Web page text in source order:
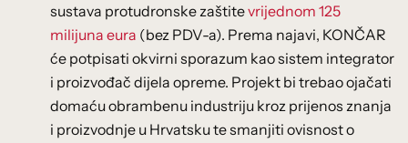
sustava protudronske zaštitevrijednom 125
milijuna eura (bez PDV-a). Prema najavi, KONČAR
će potpisati okvirni sporazum kao sistem integrator
i proizvođač dijela opreme. Projekt bi trebao ojačati
domaću obrambenu industriju kroz prijenos znanja
i proizvodnje u Hrvatsku te smanjiti ovisnost o